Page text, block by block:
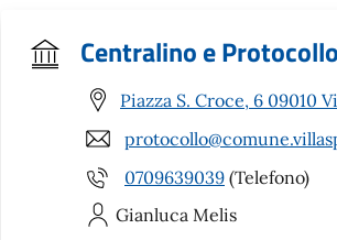
Centralino e Protocollo
Piazza S. Croce, 6 09010
0709639039 (Telefono)
Gianluca Melis